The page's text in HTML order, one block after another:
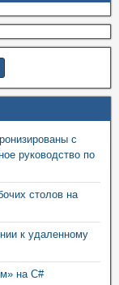
с
руководство по
столов на
к удаленному
на C#